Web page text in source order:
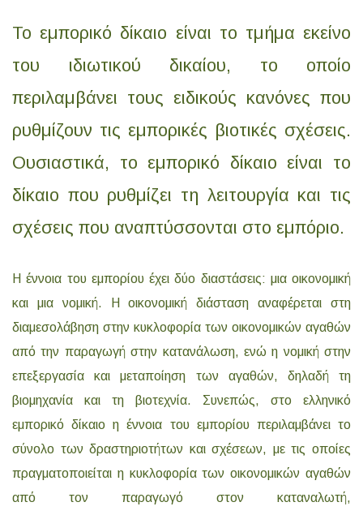
Το εμπορικό δίκαιο είναι το τμήμα εκείνο
του ιδιωτικού δικαίου, το οποίο
περιλαμβάνει τους ειδικούς κανόνες που
ρυθμίζουν τις εμπορικές βιοτικές σχέσεις.
Ουσιαστικά, το εμπορικό δίκαιο είναι το
δίκαιο που ρυθμίζει τη λειτουργία και τις
σχέσεις που αναπτύσσονται στο εμπόριο.
Η έννοια του εμπορίου έχει δύο διαστάσεις: μια οικονομική
και μια νομική. Η οικονομική διάσταση αναφέρεται στη
διαμεσολάβηση στην κυκλοφορία των οικονομικών αγαθών
από την παραγωγή στην κατανάλωση, ενώ η νομική στην
επεξεργασία και μεταποίηση των αγαθών, δηλαδή τη
βιομηχανία και τη βιοτεχνία. Συνεπώς, στο ελληνικό
εμπορικό δίκαιο η έννοια του εμπορίου περιλαμβάνει το
σύνολο των δραστηριοτήτων και σχέσεων, με τις οποίες
πραγματοποιείται η κυκλοφορία των οικονομικών αγαθών
από τον παραγωγό στον καταναλωτή,